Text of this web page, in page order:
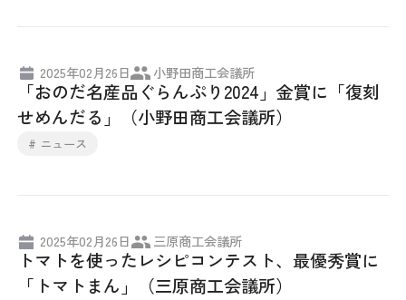
2025年02月26日 小野田商工会議所
「おのだ名産品ぐらんぷり2024」金賞に「復刻
せめんだる」（小野田商工会議所）
# ニュース
2025年02月26日 三原商工会議所
トマトを使ったレシピコンテスト、最優秀賞に
「トマトまん」（三原商工会議所）